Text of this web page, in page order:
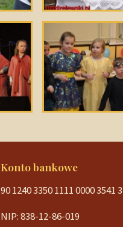
Konto bankowe
90 1240 3350 1111 0000 3541
NIP: 838-12-86-019